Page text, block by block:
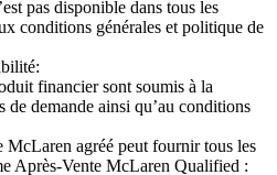
pas disponible dans tous les
conditions générales et politique de
financier sont soumis à la
de demande ainsi qu’au conditions
McLaren agréé peut fournir tous les
Après-Vente McLaren Qualified :